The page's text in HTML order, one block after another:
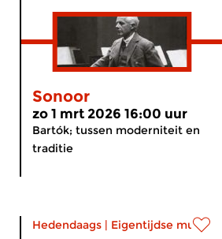
Sonoor
zo 1 mrt 2026 16:00 uur
Bartók; tussen moderniteit en
traditie
Hedendaags | Eigentijdse muziek